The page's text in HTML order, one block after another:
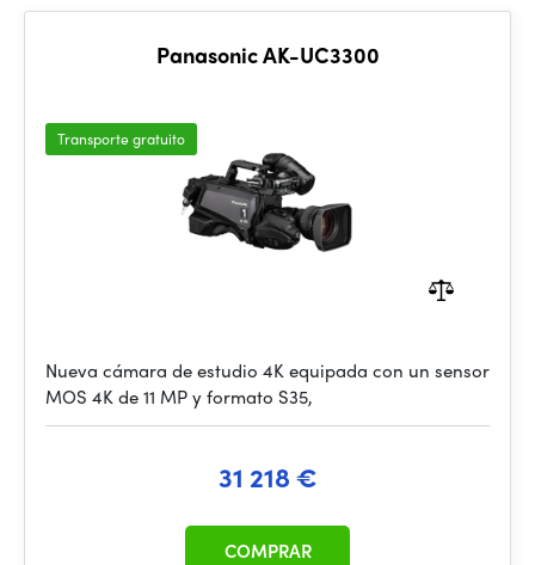
Panasonic AK-UC3300
Transporte gratuito
Nueva cámara de estudio 4K equipada con un sensor
MOS 4K de 11 MP y formato S35,
31 218 €
COMPRAR